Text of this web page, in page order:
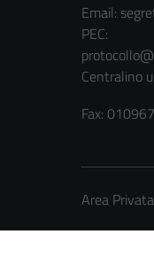
Email:
PEC:
Centralino
Fax:
Area Privata